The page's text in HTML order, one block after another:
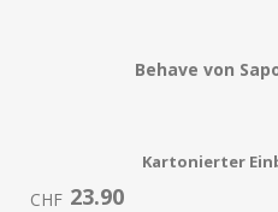
Behave von
Kartonierter
CHF 23.90